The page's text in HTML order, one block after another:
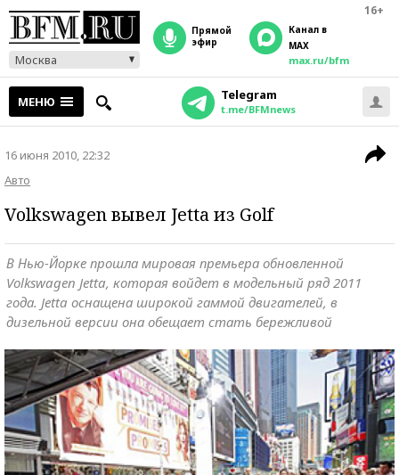
16+
Москва
прямой
эфир
Канал в
MAX
max.ru/bfm
МЕНЮ Telegram
t.me/BFMnews
16 июня 2010, 22:32
Авто
Volkswagen вывел Jetta из Golf
В Нью-Йорке прошла мировая премьера обновленной
Volkswagen Jetta, которая войдет в модельный ряд 2011
года. Jetta оснащена широкой гаммой двигателей, в
дизельной версии она обещает стать бережливой